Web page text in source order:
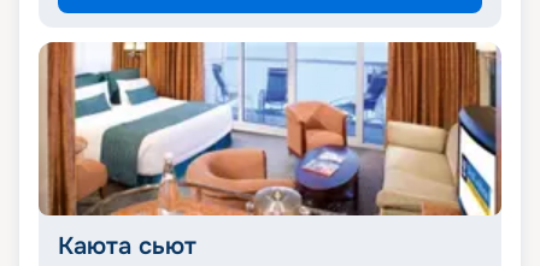
Каюта сьют